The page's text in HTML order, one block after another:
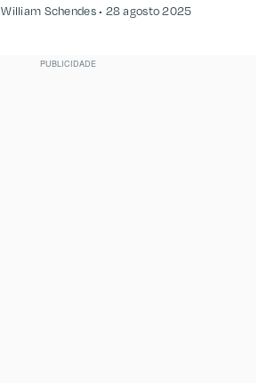
William Schendes 28 agosto 2025